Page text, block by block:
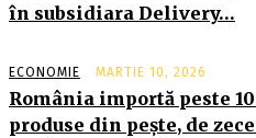
în subsidiara Delivery…
ECONOMIE MARTIE 10, 2026
România importă peste
produse din peşte, de